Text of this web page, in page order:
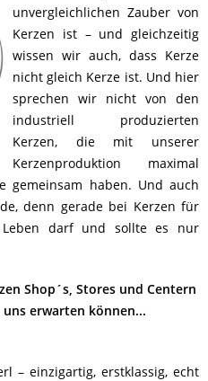
unvergleichlichen Zauber von
Kerzen ist – und gleichzeitig
wissen wir auch, dass Kerze
nicht gleich Kerze ist. Und hier
sprechen wir nicht von den
industriell produzierten
Kerzen, die mit unserer
Kerzenproduktion maximal
gemeinsam haben. Und auch
denn gerade bei Kerzen für
darf und sollte es nur
Shop´s, Stores und Centern
erwarten können...
– einzigartig, erstklassig, echt